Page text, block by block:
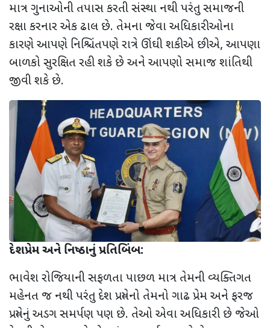
માત્ર ગુનાઓની તપાસ કરતી સંસ્થા નથી પરંતુ સમાજની
રક્ષા કરનાર એક ઢાલ છે. તેમના જેવા અધિકારીઓના
કારણે આપણે નિશ્ચિંતપણે રાત્રે ઊંઘી શકીએ છીએ, આપણા
બાળકો સુરક્ષિત રહી શકે છે અને આપણો સમાજ શાંતિથી
જીવી શકે છે.
દેશપ્રેમ અને નિષ્ઠાનું પ્રતિબિંબ:
ભાવેશ રોજિયાની સફળતા પાછળ માત્ર તેમની વ્યક્તિગત
મહેનત જ નથી પરંતુ દેશ પ્રત્યેનો તેમનો ગાઢ પ્રેમ અને ફરજ
પ્રત્યેનું અડગ સમર્પણ પણ છે. તેઓ એવા અધિકારી છે જેઓ